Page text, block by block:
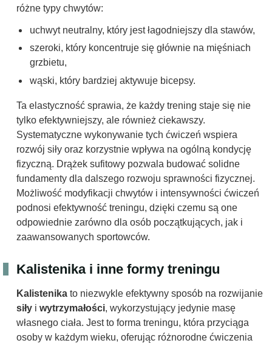
różne typy chwytów:
uchwyt neutralny, który jest łagodniejszy dla stawów,
szeroki, który koncentruje się głównie na mięśniach
grzbietu,
wąski, który bardziej aktywuje bicepsy.
Ta elastyczność sprawia, że każdy trening staje się nie
tylko efektywniejszy, ale również ciekawszy.
Systematyczne wykonywanie tych ćwiczeń wspiera
rozwój siły oraz korzystnie wpływa na ogólną kondycję
fizyczną. Drążek sufitowy pozwala budować solidne
fundamenty dla dalszego rozwoju sprawności fizycznej.
Możliwość modyfikacji chwytów i intensywności ćwiczeń
podnosi efektywność treningu, dzięki czemu są one
odpowiednie zarówno dla osób początkujących, jak i
zaawansowanych sportowców.
Kalistenika i inne formy treningu
Kalistenika to niezwykle efektywny sposób na rozwijanie
siły i wytrzymałości, wykorzystujący jedynie masę
własnego ciała. Jest to forma treningu, która przyciąga
osoby w każdym wieku, oferując różnorodne ćwiczenia